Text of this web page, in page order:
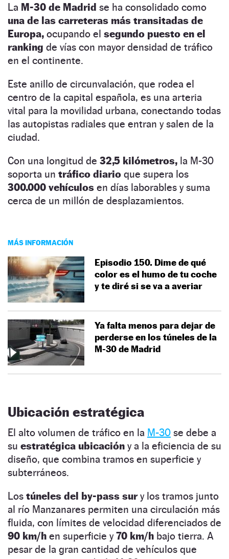
La M-30 de Madrid se ha consolidado como
una de las carreteras más transitadas de
Europa, ocupando el segundo puesto en el
ranking de vías con mayor densidad de tráfico
en el continente.
Este anillo de circunvalación, que rodea el
centro de la capital española, es una arteria
vital para la movilidad urbana, conectando todas
las autopistas radiales que entran y salen de la
ciudad.
Con una longitud de 32,5 kilómetros, la M-30
soporta un tráfico diario que supera los
300.000 vehículos en días laborables y suma
cerca de un millón de desplazamientos.
MÁS INFORMACIÓN
Episodio 150. Dime de qué
color es el humo de tu coche
y te diré si se va a averiar
Ya falta menos para dejar de
perderse en los túneles de la
M-30 de Madrid
Ubicación estratégica
El alto volumen de tráfico en la M-30 se debe a
su estratégica ubicación y a la eficiencia de su
diseño, que combina tramos en superficie y
subterráneos.
Los túneles del by-pass sury los tramos junto
al río Manzanares permiten una circulación más
fluida, con límites de velocidad diferenciados de
90 km/h en superficie y70 km/h bajo tierra. A
pesar de la gran cantidad de vehículos que